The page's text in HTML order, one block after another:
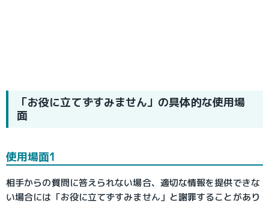
「お役に立てずすみません」の具体的な使用場
面
使用場面1
相手からの質問に答えられない場合、適切な情報を提供できな
い場合には「お役に立てずすみません」と謝罪することがあり